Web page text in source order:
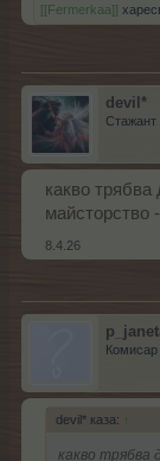
[[Fermerkaa]]
devil*
Стажант
какво трябва
майсторство
8.4.26
Комисар
devil* каза: ↑
какво трябва